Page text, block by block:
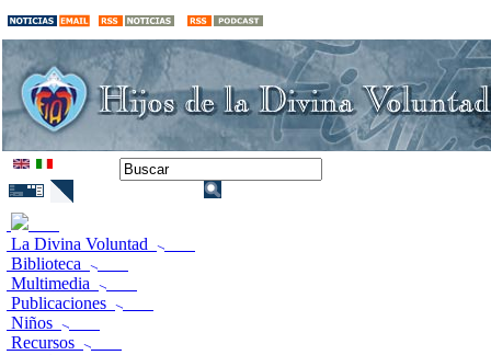
La Divina Voluntad
Biblioteca
Multimedia
Publicaciones
Niños
Recursos